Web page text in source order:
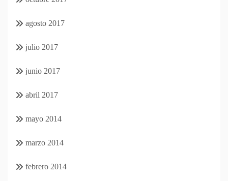
agosto 2017
julio 2017
junio 2017
abril 2017
mayo 2014
marzo 2014
febrero 2014